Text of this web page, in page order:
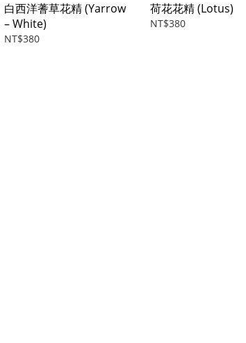
白西洋蓍草花精 (Yarrow
– White)
NT$380
荷花花精 (Lotus)
NT$380